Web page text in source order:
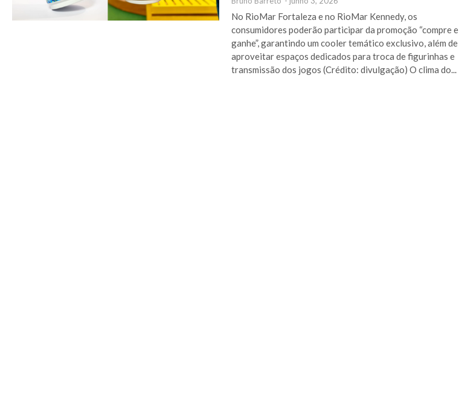
No RioMar Fortaleza e no RioMar Kennedy, os
consumidores poderão participar da promoção “compre e
ganhe”, garantindo um cooler temático exclusivo, além de
aproveitar espaços dedicados para troca de figurinhas e
transmissão dos jogos (Crédito: divulgação) O clima do...